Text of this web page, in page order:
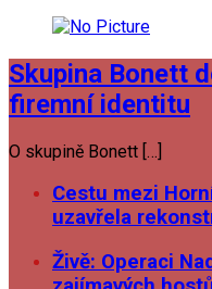
Skupina Bonett
firemní identitu
O skupině Bonett […]
Cestu mezi
uzavřela
Živě: Operaci